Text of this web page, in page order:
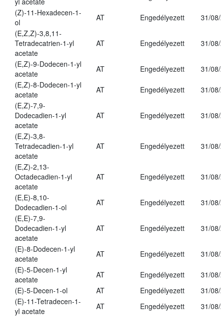
(Z)-11-Hexadecen-1-
ol
AT Engedélyezett
31/
(E,Z,Z)-3,8,11-
Tetradecatrien-1-yl
acetate
AT Engedélyezett 31/
(E,Z)-9-Dodecen-1-yl
acetate
AT Engedélyezett
31/
(E,Z)-8-Dodecen-1-yl
acetate
AT Engedélyezett
31/
(E,Z)-7,9-
Dodecadien-1-yl
acetate
AT Engedélyezett 31/
(E,Z)-3,8-
Tetradecadien-1-yl
acetate
AT Engedélyezett 31/
(E,Z)-2,13-
Octadecadien-1-yl
acetate
AT Engedélyezett 31/
(E,E)-8,10-
Dodecadien-1-ol
AT Engedélyezett
31/
(E,E)-7,9-
Dodecadien-1-yl
acetate
AT Engedélyezett 31/
(E)-8-Dodecen-1-yl
acetate
AT Engedélyezett
31/
(E)-5-Decen-1-yl
acetate
AT Engedélyezett
31/
(E)-5-Decen-1-ol
AT Engedélyezett
31/
(E)-11-Tetradecen-1-
yl acetate
AT Engedélyezett 31/